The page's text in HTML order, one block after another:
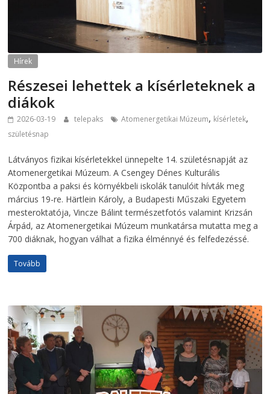
Hírek
Részesei lehettek a kísérleteknek a
diákok
2026-03-19 telepaks Atomenergetikai Múzeum, kísérletek,
születésnap
Látványos fizikai kísérletekkel ünnepelte 14. születésnapját az
Atomenergetikai Múzeum. A Csengey Dénes Kulturális
Központba a paksi és környékbeli iskolák tanulóit hívták meg
március 19-re. Härtlein Károly, a Budapesti Műszaki Egyetem
mesteroktatója, Vincze Bálint természetfotós valamint Krizsán
Árpád, az Atomenergetikai Múzeum munkatársa mutatta meg a
700 diáknak, hogyan válhat a fizika élménnyé és felfedezéssé.
Tovább